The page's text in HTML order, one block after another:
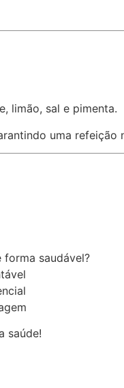
limão, sal e pimenta.
uma refeição
saudável?
saúde!